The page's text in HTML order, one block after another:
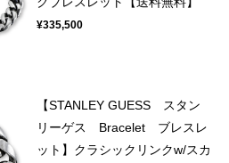
¥335,500
【STANLEY GUESS スタン
リーゲス Bracelet ブレスレ
ット】クラシックリンクw/スカ